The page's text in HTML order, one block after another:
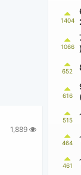
1,889
1404
1066
)
652
616
515
464
461